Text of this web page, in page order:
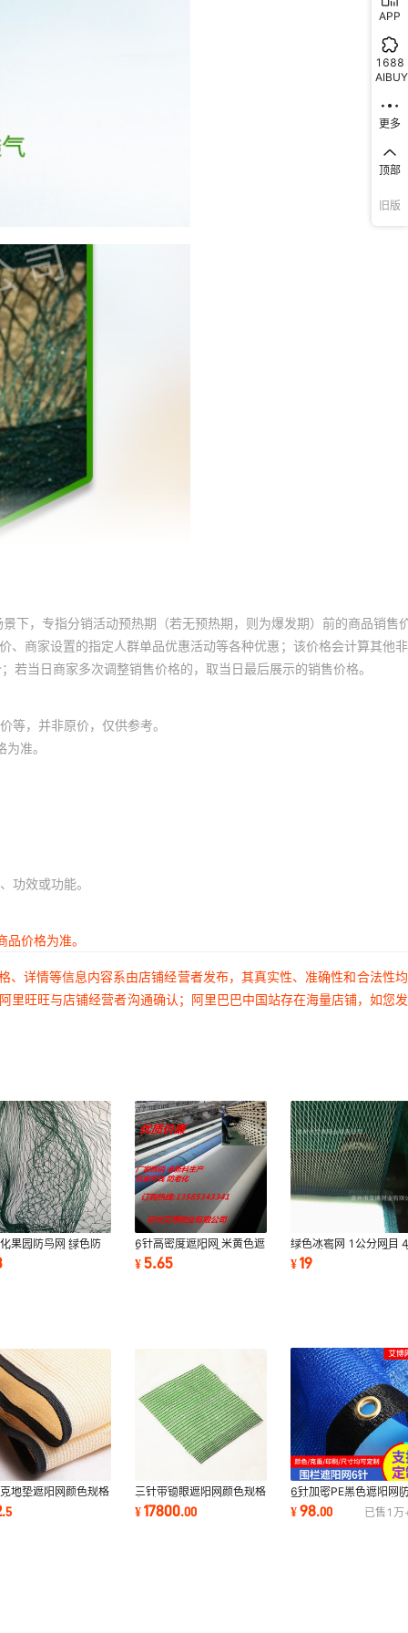
下，专指分销活动预热期（若无预热期，则为爆发期）前的商品销售
商家设置的指定人群单品优惠活动等各种优惠；该价格会计算其他
当日商家多次调整销售价格的，取当日最后展示的销售价格。
等，并非原价，仅供参考。
准。
功效或功能。
价格为准。
详情等信息内容系由店铺经营者发布，其真实性、准确性和合法性
旺旺与店铺经营者沟通确认；阿里巴巴中国站存在海量店铺，如您
果园防鸟网 绿色防
用寿命长的防鸟网
6针高密度遮阳网 米黄色遮
阳网米黄色遮阳帆
¥5.65
绿色冰雹网 1公分网目
克/平方 能用8年冰雹网
鸟网
¥19
地垫遮阳网颜色规格
重均可定制
.5
三针带锁眼遮阳网颜色规格
印刷克重均可定制
¥17800.00
6针加密PE黑色遮阳网
围栏遮阴网扁丝抗老化
网隔热遮光网
¥98.00 已售 1万
APP
1688
AIBUY
更多
顶部
旧版